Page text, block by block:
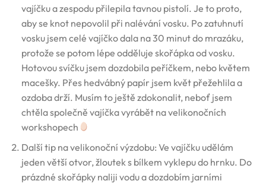
vajíčku a zespodu přilepila tavnou pistolí. Je to proto,
aby se knot nepovolil při nalévání vosku. Po zatuhnutí
vosku jsem celé vajíčko dala na 30 minut do mrazáku,
protože se potom lépe odděluje skořápka od vosku.
Hotovou svíčku jsem dozdobila peříčkem, nebo květem
macešky. Přes hedvábný papír jsem květ přežehlila a
ozdoba drží. Musím to ještě zdokonalit, neboť jsem
chtěla společně vajíčka vyrábět na velikonočních
workshopech
Další tip na velikonoční výzdobu: Ve vajíčku udělám
jeden větší otvor, žloutek s bílkem vyklepu do hrnku. Do
prázdné skořápky naliji vodu a dozdobím jarními